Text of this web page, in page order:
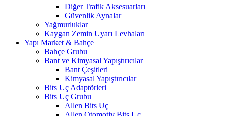
Diğer Trafik Aksesuarları
Güvenlik Aynalar
Yağmurluklar
Kaygan Zemin Uyarı Levhaları
Yapı Market & Bahçe
Bahçe Grubu
Bant ve Kimyasal Yapıştırıcılar
Bant Çeşitleri
Kimyasal Yapıştırıcılar
Bits Uç Adaptörleri
Bits Uç Grubu
Allen Bits Uç